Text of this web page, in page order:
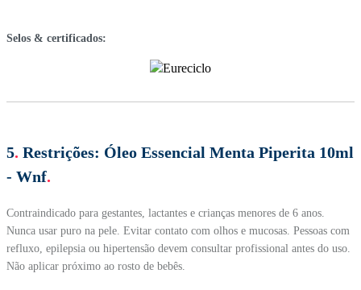
Selos & certificados:
5. Restrições: Óleo Essencial Menta Piperita 10ml
- Wnf.
Contraindicado para gestantes, lactantes e crianças menores de 6 anos.
Nunca usar puro na pele. Evitar contato com olhos e mucosas. Pessoas com
refluxo, epilepsia ou hipertensão devem consultar profissional antes do uso.
Não aplicar próximo ao rosto de bebês.